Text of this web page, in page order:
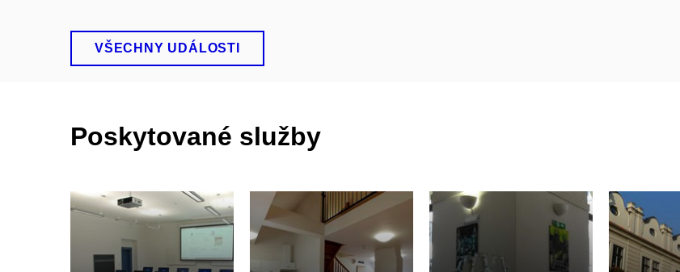
VŠECHNY UDÁLOSTI
Poskytované služby